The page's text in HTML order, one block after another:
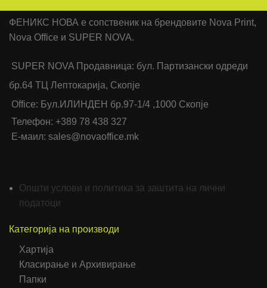
ФЕНИКС НОВА е сопственик на брендовите Nova Print,
Nova Office и SUPER NOVA.
SUPER NOVA Продавница: бул. Партизански одреди
бр.64 ТЦ Лептокарија, Скопје
Office: Бул.ИЛИНДЕН бр.97-1/4 ,1000 Скопје
Телефон: +389 78 438 327
Е-маил: sales@novaoffice.mk
Општи услови и политика за заштита на лични
податоци
Категорија на производи
Хартија
Класирање и Архивирање
Папки